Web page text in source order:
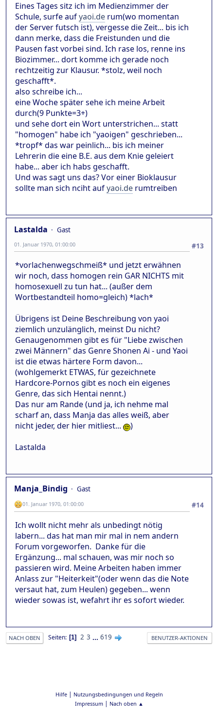
Eines Tages sitz ich im Medienzimmer der
Schule, surfe aufyaoi.de rum(wo momentan
der Server futsch ist), vergesse die Zeit... bis ich
dann merke, dass die Freistunden und die
Pausen fast vorbei sind. Ich rase los, renne ins
Biozimmer... dort komme ich gerade noch
rechtzeitig zur Klausur. *stolz, weil noch
geschafft*.
also schreibe ich...
eine Woche später sehe ich meine Arbeit
durch(9 Punkte=3+)
und sehe dort ein Wort unterstrichen... statt
"homogen" habe ich "yaoigen" geschrieben...
*tropf* das war peinlich... bis ich meiner
Lehrerin die eine B.E. aus dem Knie geleiert
habe... aber ich habs geschafft.
Und was sagt uns das? Vor einer Bioklausur
sollte man sich nciht aufyaoi.de rumtreiben
Lastalda
Gast
#13
01. Januar 1970, 01:00:00
*vorlachenwegschmeiß* und jetzt erwähnen
wir noch, dass homogen rein GAR NICHTS mit
homosexuell zu tun hat... (außer dem
Wortbestandteil homo=gleich) *lach*
Übrigens ist Deine Beschreibung von yaoi
ziemlich unzulänglich, meinst Du nicht?
Genaugenommen gibt es für "Liebe zwischen
zwei Männern" das Genre Shonen Ai - und Yaoi
ist die etwas härtere Form davon...
(wohlgemerkt ETWAS, für gezeichnete
Hardcore-Pornos gibt es noch ein eigenes
Genre, das sich Hentai nennt.)
Das nur am Rande (und ja, ich nehme mal
scharf an, dass Manja das alles weiß, aber
nicht jeder, der hier mitliest...
)
Lastalda
Manja_Bindig
Gast
#14
01. Januar 1970, 01:00:00
Ich wollt nicht mehr als unbedingt nötig
labern... das hat man mir mal in nem andern
Forum vorgeworfen. Danke für die
Ergänzung... mal schauen, was mir noch so
passieren wird. Meine Arbeiten haben immer
Anlass zur "Heiterkeit"(oder wenn das die Note
versaut hat, zum Heulen) gegeben... wenn
wieder sowas ist, wefahrt ihr es sofort wieder.
NACH OBEN Seiten 1 2 3 ... 619 BENUTZER-AKTIONEN
Hilfe| Nutzungsbedingungen und Regeln
Impressum| Nach oben ▲